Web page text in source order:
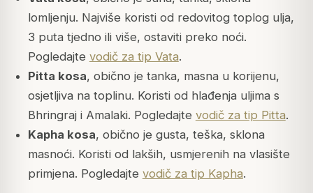
lomljenju. Najviše koristi od redovitog toplog ulja,
3 puta tjedno ili više, ostaviti preko noći.
Pogledajte vodič za tip Vata.
Pitta kosa, obično je tanka, masna u korijenu,
osjetljiva na toplinu. Koristi od hlađenja uljima s
Bhringraj i Amalaki. Pogledajte vodič za tip Pitta.
Kapha kosa, obično je gusta, teška, sklona
masnoći. Koristi od lakših, usmjerenih na vlasište
primjena. Pogledajte vodič za tip Kapha.